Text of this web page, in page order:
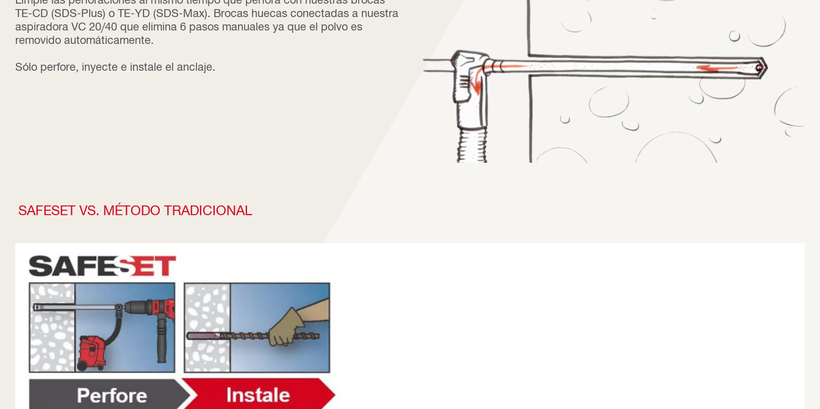
TE-CD (SDS-Plus) o TE-YD (SDS-Max). Brocas huecas conectadas a nuestra
aspiradora VC 20/40 que elimina 6 pasos manuales ya que el polvo es
removido automáticamente.
Sólo perfore, inyecte e instale el anclaje.
SAFESET VS. MÉTODO TRADICIONAL